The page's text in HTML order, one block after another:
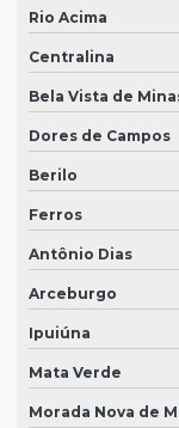
Rio Acima
Centralina
Bela Vista de
Dores de Campos
Berilo
Ferros
Antônio Dias
Arceburgo
Ipuiúna
Mata Verde
Morada Nova de